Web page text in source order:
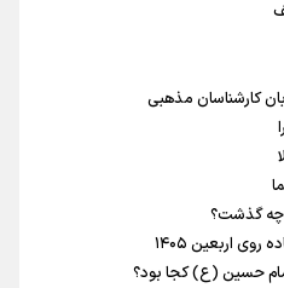
کارشناسان مذهبی
چه گذشت؟
اربعین ۱۴۰۵
امام حسین (ع) کجا بود؟